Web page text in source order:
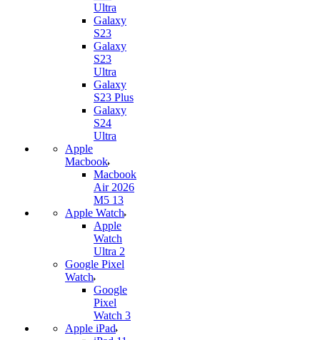
Ultra
Galaxy
S23
Galaxy
S23
Ultra
Galaxy
S23 Plus
Galaxy
S24
Ultra
Apple
Macbook
Macbook
Air 2026
M5 13
Apple Watch
Apple
Watch
Ultra 2
Google Pixel
Watch
Google
Pixel
Watch 3
Apple iPad